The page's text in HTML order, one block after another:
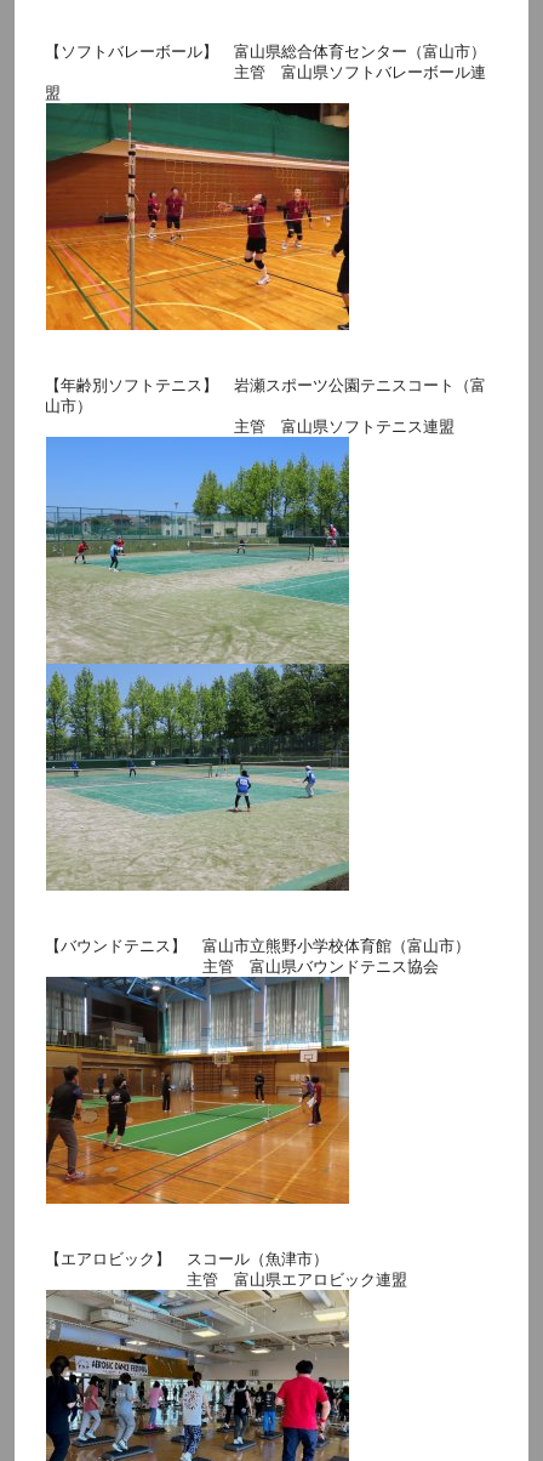
【ソフトバレーボール】 富山県総合体育センター（富山市）
主管 富山県ソフトバレーボール連
盟
【年齢別ソフトテニス】 岩瀬スポーツ公園テニスコート（富
山市）
主管 富山県ソフトテニス連盟
【バウンドテニス】 富山市立熊野小学校体育館（富山市）
主管 富山県バウンドテニス協会
【エアロビック】 スコール（魚津市）
主管 富山県エアロビック連盟